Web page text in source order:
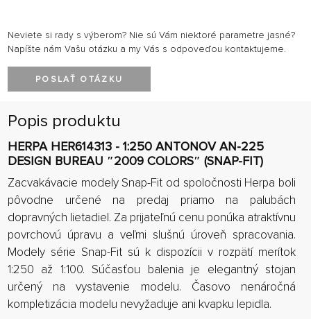
Neviete si rady s výberom? Nie sú Vám niektoré parametre jasné?
Napíšte nám Vašu otázku a my Vás s odpoveďou kontaktujeme.
POSLAŤ OTÁZKU
Popis produktu
HERPA HER614313 - 1:250 ANTONOV AN-225
DESIGN BUREAU ″2009 COLORS″ (SNAP-FIT)
Zacvakávacie modely Snap-Fit od spoločnosti Herpa boli
pôvodne určené na predaj priamo na palubách
dopravných lietadiel. Za prijateľnú cenu ponúka atraktívnu
povrchovú úpravu a veľmi slušnú úroveň spracovania.
Modely série Snap-Fit sú k dispozícii v rozpätí merítok
1:250 až 1:100. Súčasťou balenia je elegantný stojan
určený na vystavenie modelu. Časovo nenáročná
kompletizácia modelu nevyžaduje ani kvapku lepidla.